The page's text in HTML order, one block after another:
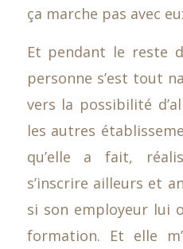
ça marche pas avec
Et pendant le reste
personne s’est tout
vers la possibilité
les autres
qu’elle a fait,
s’inscrire ailleurs et
si son employeur lui
formation. Et elle